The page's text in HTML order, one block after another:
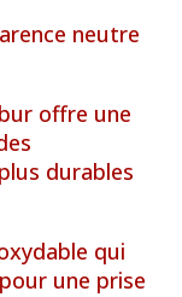
neutre
offre une
durables
qui
une prise